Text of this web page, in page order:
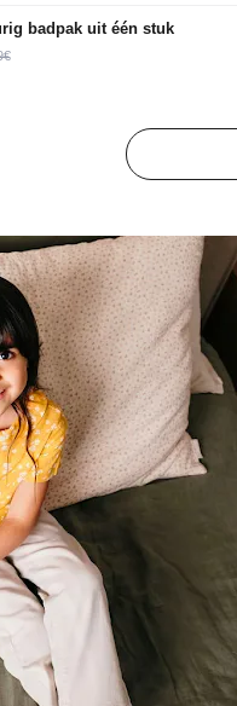
badpak uit één stuk